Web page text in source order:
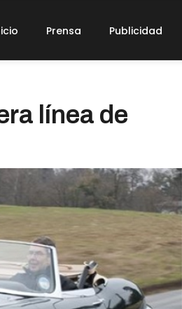
Prensa Publicidad
línea de